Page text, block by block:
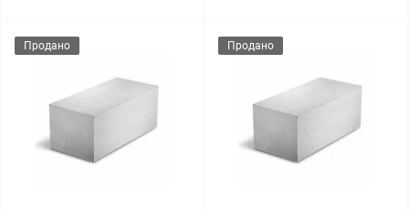
Продано Продано